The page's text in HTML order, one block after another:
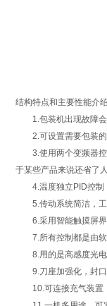
结构特点和主要性能介
1.包装机出现故障会
2.可设置需要包装的
3.使用两个变频器控
于某些产品来说还省了
4.温度独立PID控制，
5.传动系统简洁，工
6.采用智能触摸屏界
7.所有控制都是由软
8.用的是高感度光电
9.刀座加强化，封口
10.可连接充气装置